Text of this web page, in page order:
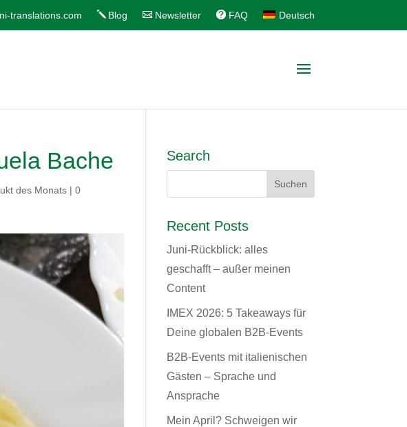
translations.com Blog Newsletter FAQ Deutsch
Bache
des Monats |0
Search
Recent Posts
Juni-Rückblick: alles
geschafft – außer meinen
Content
IMEX 2026: 5 Takeaways für
Deine globalen B2B-Events
B2B-Events mit italienischen
Gästen – Sprache und
Ansprache
Mein April? Schweigen wir